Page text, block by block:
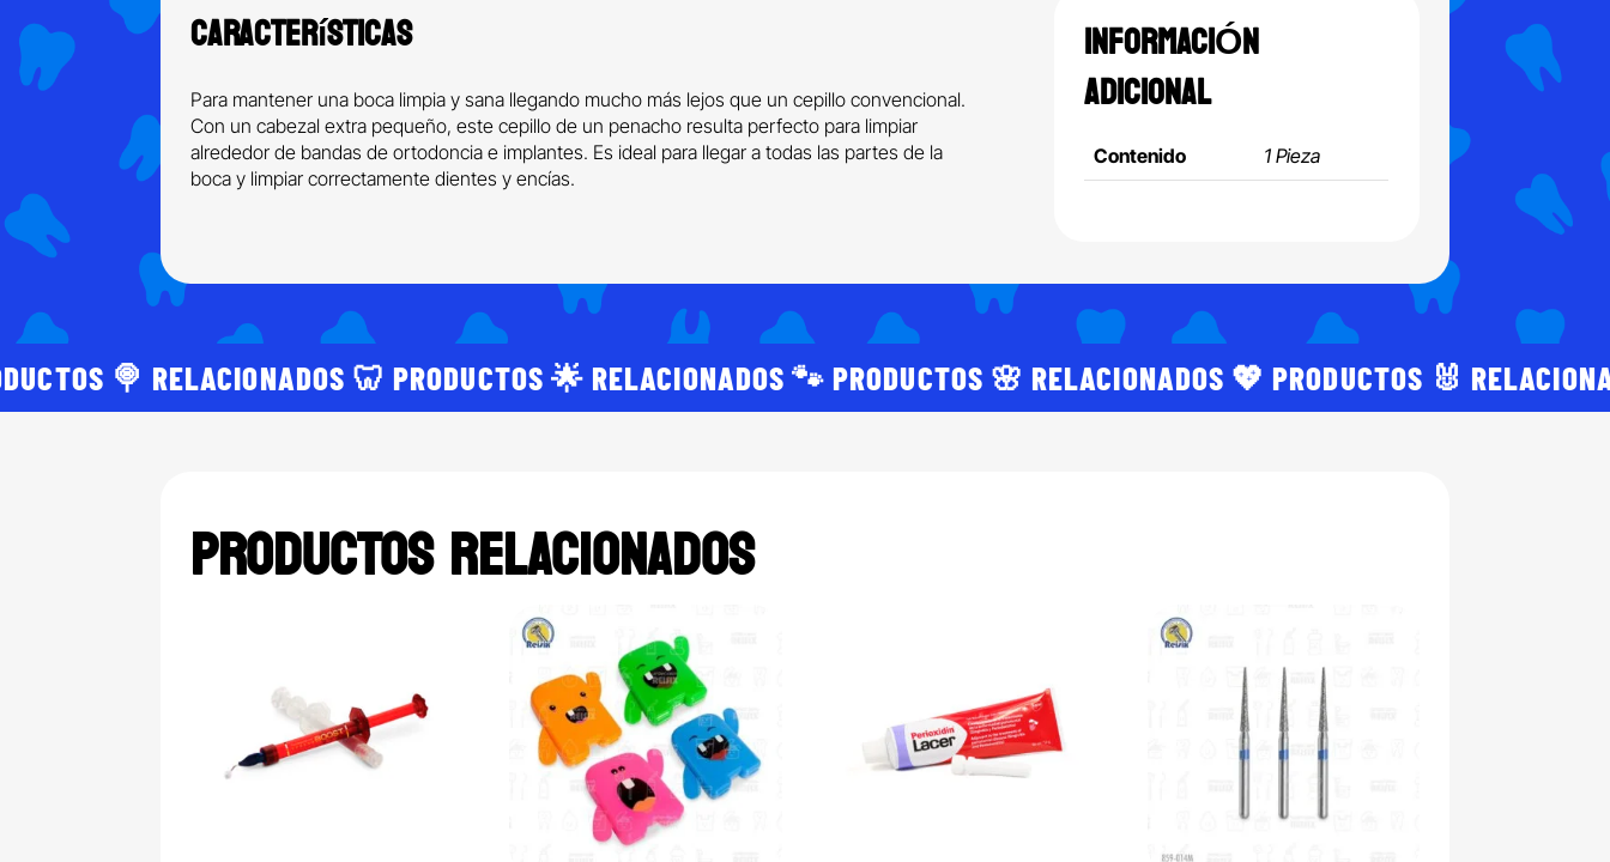
Características
Para mantener una boca limpia y sana llegando mucho más lejos que un cepillo convencional.
Con un cabezal extra pequeño, este cepillo de un penacho resulta perfecto para limpiar
alrededor de bandas de ortodoncia e implantes. Es ideal para llegar a todas las partes de la
boca y limpiar correctamente dientes y encías.
INFORMACIÓN
ADICIONAL
Contenido 1 Pieza
🍭 RELACIONADOS 🦷 PRODUCTOS 🌟 RELACIONADOS 🐾 PRODUCTOS 🌸 RELACIONADOS 💖 PRODUCTOS 🐰
PRODUCTOS RELACIONADOS